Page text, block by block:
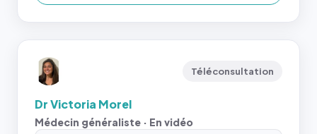
Téléconsultation
Dr Victoria Morel
Médecin généraliste · En vidéo